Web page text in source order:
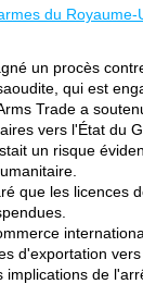
un procès
qui est
Trade a
vers l'État du
un risque
que les licences
d'exportation
de